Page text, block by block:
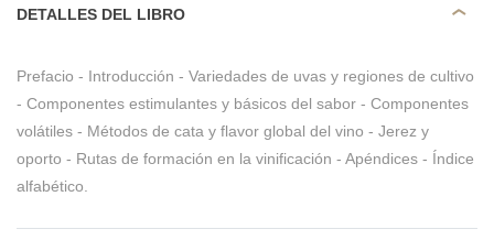
DETALLES DEL LIBRO
Prefacio - Introducción - Variedades de uvas y regiones de cultivo
- Componentes estimulantes y básicos del sabor - Componentes
volátiles - Métodos de cata y flavor global del vino - Jerez y
oporto - Rutas de formación en la vinificación - Apéndices - Índice
alfabético.